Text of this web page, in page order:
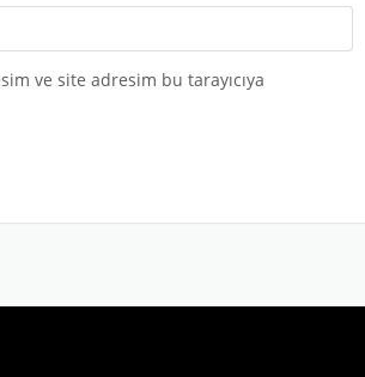
ve site adresim bu tarayıcıya